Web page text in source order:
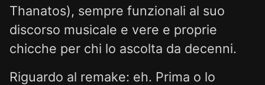
Thanatos), sempre funzionali al suo
discorso musicale e vere e proprie
chicche per chi lo ascolta da decenni.
Riguardo al remake: eh. Prima o lo